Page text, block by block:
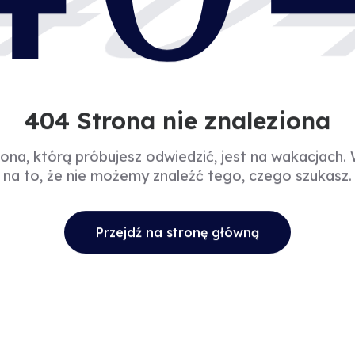
404 Strona nie znaleziona
którą próbujesz odwiedzić, jest na wakacjach.
na to, że nie możemy znaleźć tego, czego szukasz.
Przejdź na stronę główną